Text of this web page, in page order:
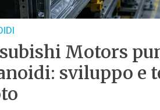
Motors
sviluppo e